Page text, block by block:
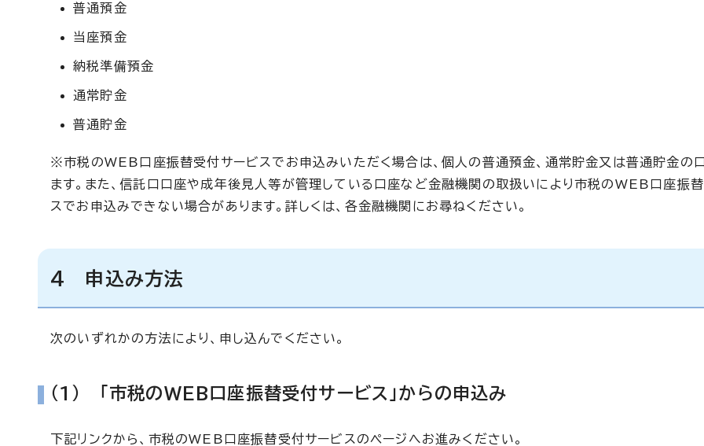
普通預金
当座預金
納税準備預金
通常貯金
普通貯金
※市税のWEB口座振替受付サービスでお申込みいただく場合は、個人の普通預金、通常貯金又は普通貯金の
ます。また、信託口口座や成年後見人等が管理している口座など金融機関の取扱いにより市税のWEB口座振
スでお申込みできない場合があります。詳しくは、各金融機関にお尋ねください。
4 申込み方法
次のいずれかの方法により、申し込んでください。
（1） 「市税のWEB口座振替受付サービス」からの申込み
下記リンクから、市税のWEB口座振替受付サービスのページへお進みください。